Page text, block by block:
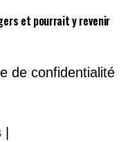
et pourrait y revenir
de confidentialité
|